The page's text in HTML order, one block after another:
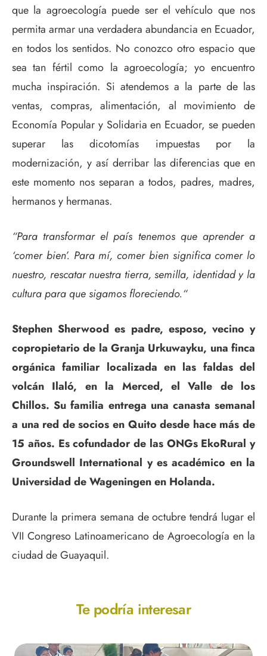
que la agroecología puede ser el vehículo que nos
permita armar una verdadera abundancia en Ecuador,
en todos los sentidos. No conozco otro espacio que
sea tan fértil como la agroecología; yo encuentro
mucha inspiración. Si atendemos a la parte de las
ventas, compras, alimentación, al movimiento de
Economía Popular y Solidaria en Ecuador, se pueden
superar las dicotomías impuestas por la
modernización, y así derribar las diferencias que en
este momento nos separan a todos, padres, madres,
hermanos y hermanas.
“Para transformar el país tenemos que aprender a
‘comer bien’. Para mí, comer bien significa comer lo
nuestro, rescatar nuestra tierra, semilla, identidad y la
cultura para que sigamos floreciendo.“
Stephen Sherwood es padre, esposo, vecino y
copropietario de la Granja Urkuwayku, una finca
orgánica familiar localizada en las faldas del
volcán Ilaló, en la Merced, el Valle de los
Chillos. Su familia entrega una canasta semanal
a una red de socios en Quito desde hace más de
15 años. Es cofundador de las ONGs EkoRural y
Groundswell International y es académico en la
Universidad de Wageningen en Holanda.
Durante la primera semana de octubre tendrá lugar el
VII Congreso Latinoamericano de Agroecología en la
ciudad de Guayaquil.
Te podría interesar